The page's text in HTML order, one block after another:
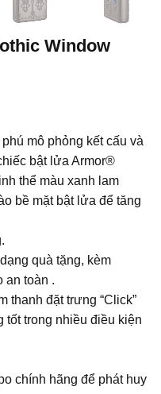
Window
₫.
mô phỏng kết cấu và
bật lửa Armor®
thể màu xanh lam
bề mặt bật lửa để tăng
quà tặng, kèm
an toàn .
thanh đặt trưng “Click”
tốt trong nhiều điều kiện
chính hãng để phát huy